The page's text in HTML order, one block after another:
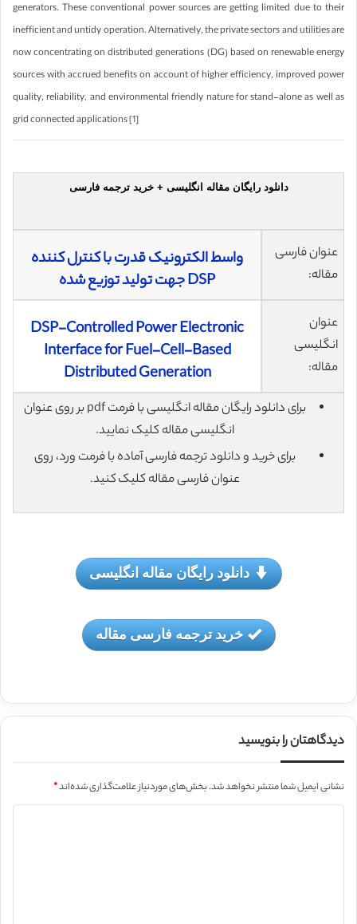
generators. These conventional power sources are getting limited due to their
inefficient and untidy operation. Alternatively, the private sectors and utilities are
now concentrating on distributed generations (DG) based on renewable energy
sources with accrued benefits on account of higher efficiency, improved power
quality, reliability, and environmental friendly nature for stand-alone as well as
grid connected applications [1]
دانلود رایگان مقاله انگلیسی + خرید ترجمه فارسی
عنوان فارسی
مقاله:
واسط الکترونیک قدرت با کنترل کننده
DSP جهت تولید توزیع شده
عنوان
انگلیسی
مقاله:
DSP-Controlled Power Electronic
Interface for Fuel-Cell-Based
Distributed Generation
برای دانلود رایگان مقاله انگلیسی با فرمت pdf بر روی عنوان
انگلیسی مقاله کلیک نمایید.
برای خرید و دانلود ترجمه فارسی آماده با فرمت ورد، روی
عنوان فارسی مقاله کلیک کنید.
دانلود رایگان مقاله انگلیسی
خرید ترجمه فارسی مقاله
دیدگاهتان را بنویسید
نشانی ایمیل شما منتشر نخواهد شد.بخش‌های موردنیاز علامت‌گذاری شده‌اند*